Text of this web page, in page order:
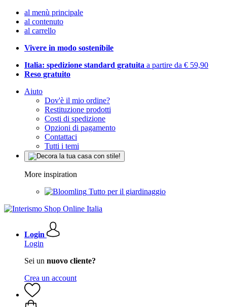
al menù principale
al contenuto
al carrello
Vivere in modo sostenibile
Italia: spedizione standard gratuita a partire da € 59,90
Reso gratuito
Aiuto
Dov'è il mio ordine?
Restituzione prodotti
Costi di spedizione
Opzioni di pagamento
Contattaci
Tutti i temi
More inspiration
Tutto per il giardinaggio
Login
Login
Sei un nuovo cliente?
Crea un account